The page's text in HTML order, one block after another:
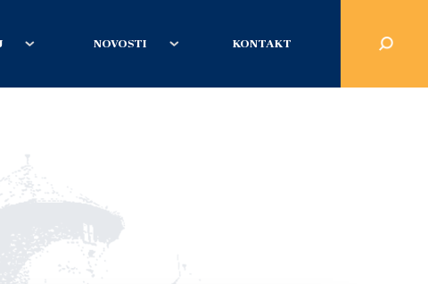
NOVOSTI KONTAKT